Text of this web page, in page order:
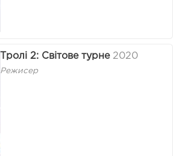
Тролі 2: Світове турне 2020
Режисер